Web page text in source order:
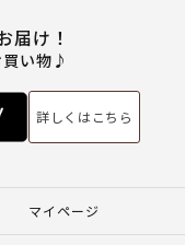
届け！
買い物♪
詳しくはこちら
マイページ